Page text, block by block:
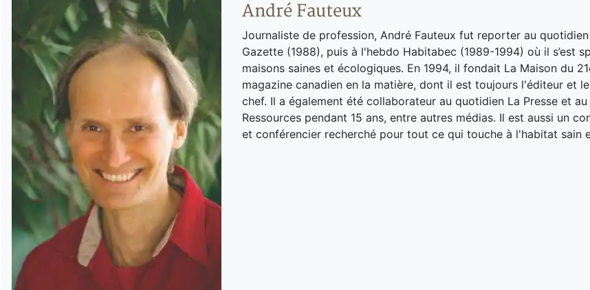
André Fauteux
Journaliste de profession, André Fauteux fut reporter au
Gazette (1988), puis à l'hebdo Habitabec (1989-1994) où il s’est
maisons saines et écologiques. En 1994, il fondait La Maison du
magazine canadien en la matière, dont il est toujours l'éditeur et
chef. Il a également été collaborateur au quotidien La Presse et
Ressources pendant 15 ans, entre autres médias. Il est aussi un
et conférencier recherché pour tout ce qui touche à l'habitat sain